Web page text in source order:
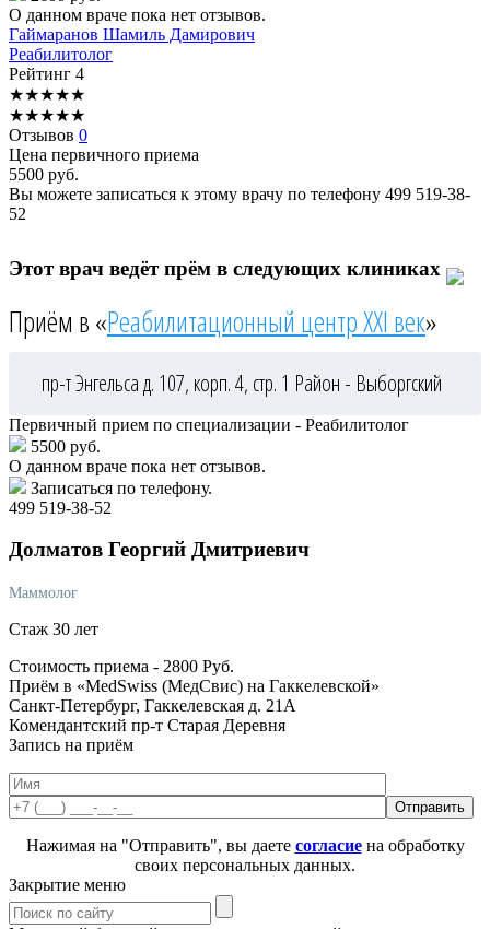
О данном враче пока нет отзывов.
Гаймаранов Шамиль Дамирович
Реабилитолог
Рейтинг 4
★★★★★
★★★★★
Отзывов 0
Цена первичного приема
5500 руб.
Вы можете записаться к этому врачу по телефону 499 519-38-
52
Этот врач ведёт прём в следующих клиниках
Приём в «Реабилитационный центр XXI век»
пр-т Энгельса д. 107, корп. 4, стр. 1 Район - Выборгский
Первичный прием по специализации - Реабилитолог
5500 руб.
О данном враче пока нет отзывов.
Записаться по телефону.
499 519-38-52
Долматов Георгий Дмитриевич
Маммолог
Стаж 30 лет
Стоимость приема - 2800 Руб.
Приём в «MedSwiss (МедСвис) на Гаккелевской»
Санкт-Петербург, Гаккелевская д. 21А
Комендантский пр-т Старая Деревня
Запись на приём
Нажимая на "Отправить", вы даете согласиена обработку
своих персональных данных.
Закрытие меню